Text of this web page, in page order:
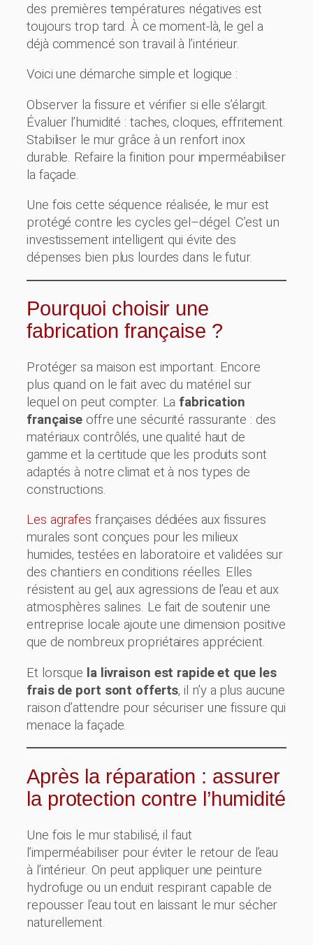
des premières températures négatives est
toujours trop tard. À ce moment-là, le gel a
déjà commencé son travail à l’intérieur.
Voici une démarche simple et logique :
Observer la fissure et vérifier si elle s’élargit.
Évaluer l’humidité : taches, cloques, effritement.
Stabiliser le mur grâce à un renfort inox
durable. Refaire la finition pour imperméabiliser
la façade.
Une fois cette séquence réalisée, le mur est
protégé contre les cycles gel–dégel. C’est un
investissement intelligent qui évite des
dépenses bien plus lourdes dans le futur.
Pourquoi choisir une
fabrication française ?
Protéger sa maison est important. Encore
plus quand on le fait avec du matériel sur
lequel on peut compter. La fabrication
française offre une sécurité rassurante : des
matériaux contrôlés, une qualité haut de
gamme et la certitude que les produits sont
adaptés à notre climat et à nos types de
constructions.
Les agrafes françaises dédiées aux fissures
murales sont conçues pour les milieux
humides, testées en laboratoire et validées sur
des chantiers en conditions réelles. Elles
résistent au gel, aux agressions de l’eau et aux
atmosphères salines. Le fait de soutenir une
entreprise locale ajoute une dimension positive
que de nombreux propriétaires apprécient.
Et lorsque la livraison est rapide et que les
frais de port sont offerts, il n’y a plus aucune
raison d’attendre pour sécuriser une fissure qui
menace la façade.
Après la réparation : assurer
la protection contre l’humidité
Une fois le mur stabilisé, il faut
l’imperméabiliser pour éviter le retour de l’eau
à l’intérieur. On peut appliquer une peinture
hydrofuge ou un enduit respirant capable de
repousser l’eau tout en laissant le mur sécher
naturellement.